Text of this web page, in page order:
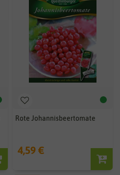
Rote Johannisbeertomate
4,59 €